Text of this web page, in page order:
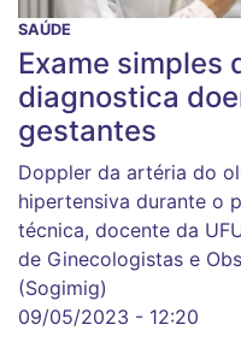
SAÚDE
Exame simples
diagnostica
gestantes
Doppler da artéria do
hipertensiva durante o
técnica, docente da
de Ginecologistas e
(Sogimig)
09/05/2023 - 12:20